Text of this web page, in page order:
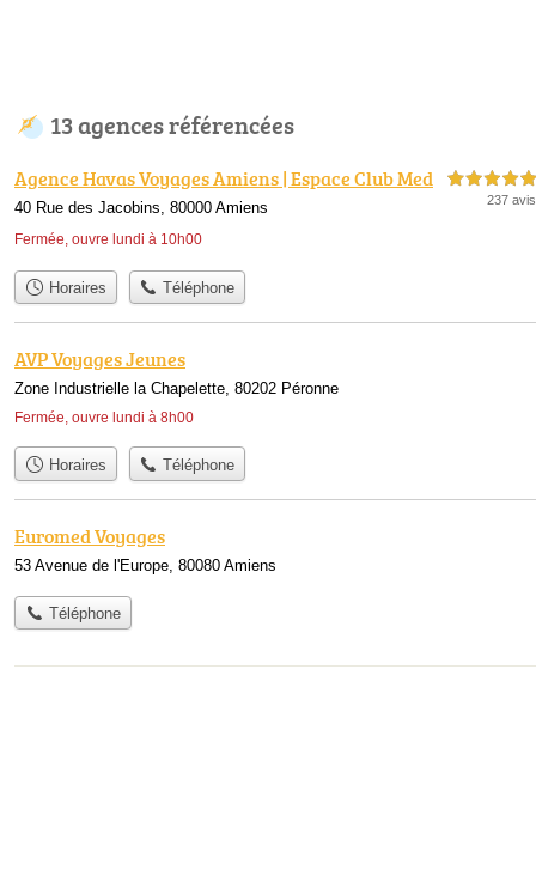
13 agences référencées
Agence Havas Voyages Amiens | Espace Club Med
40 Rue des Jacobins, 80000 Amiens
Fermée, ouvre lundi à 10h00
5,0 étoiles sur 5
237 avis
Horaires Téléphone
AVP Voyages Jeunes
Zone Industrielle la Chapelette, 80202 Péronne
Fermée, ouvre lundi à 8h00
Horaires Téléphone
Euromed Voyages
53 Avenue de l'Europe, 80080 Amiens
Téléphone